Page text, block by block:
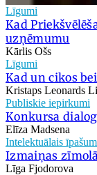
Līgumi
Kad
uzņēmumu
Kārlis Ošs
Līgumi
Kad un cikos
Kristaps Leonards
Publiskie iepirkumi
Konkursa
Elīza Madsena
Intelektuālais
Izmaiņas
Līga Fjodorova